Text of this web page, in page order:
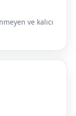
ve kalıcı